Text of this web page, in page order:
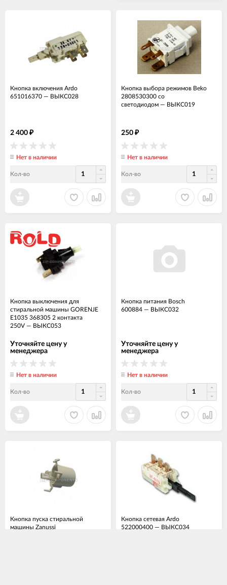
Кнопка включения Ardo
651016370 — ВЫКС028
2 400 ₽
Нет в наличии
Кол-во
Кнопка выбора режимов Beko
2808530300 со
светодиодом — ВЫКС019
250 ₽
Нет в наличии
Кол-во
Кнопка выключения для
стиральной машины GORENJE
E1035 368305 2 контакта
250V — ВЫКС053
Уточняйте цену у
менеджера
Нет в наличии
Кол-во
Кнопка питания Bosch
600884 — ВЫКС032
Уточняйте цену у
менеджера
Нет в наличии
Кол-во
Кнопка пуска стиральной
машины Zanussi
Кнопка сетевая Ardo
522000400 — ВЫКС034